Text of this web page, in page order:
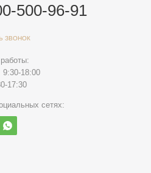
500-96-91
ЗВОНОК
18:00
17:30
сетях: